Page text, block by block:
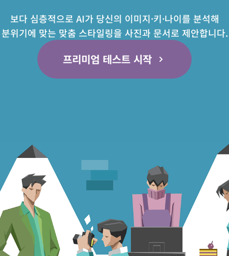
보다 심층적으로 AI가 당신의 이미지·키·나이를 분석해
분위기에 맞는 맞춤 스타일링을 사진과 문서로 제안합니다.
프리미엄 테스트 시작